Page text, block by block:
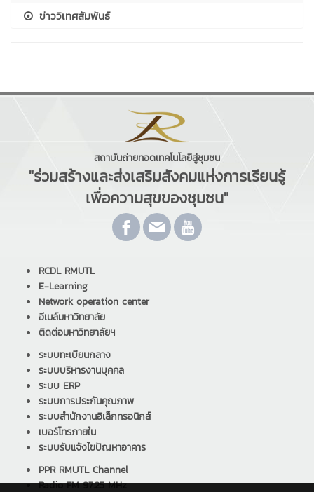
ข่าววิเทศสัมพันธ์
สถาบันถ่ายทอดเทคโนโลยีสู่ชุมชน
"ร่วมสร้างและส่งเสริมสังคมแห่งการเรียนรู้
เพื่อความสุขของชุมชน"
RCDL RMUTL
E-Learning
Network operation center
อีเมล์มหาวิทยาลัย
ติดต่อมหาวิทยาลัยฯ
ระบบทะเบียนกลาง
ระบบบริหารงานบุคคล
ระบบ ERP
ระบบการประกันคุณภาพ
ระบบสำนักงานอิเล็กทรอนิกส์
เบอร์โทรภายใน
ระบบรับแจ้งไขปัญหาอาคาร
PPR RMUTL Channel
Radio FM 97.25 MHz